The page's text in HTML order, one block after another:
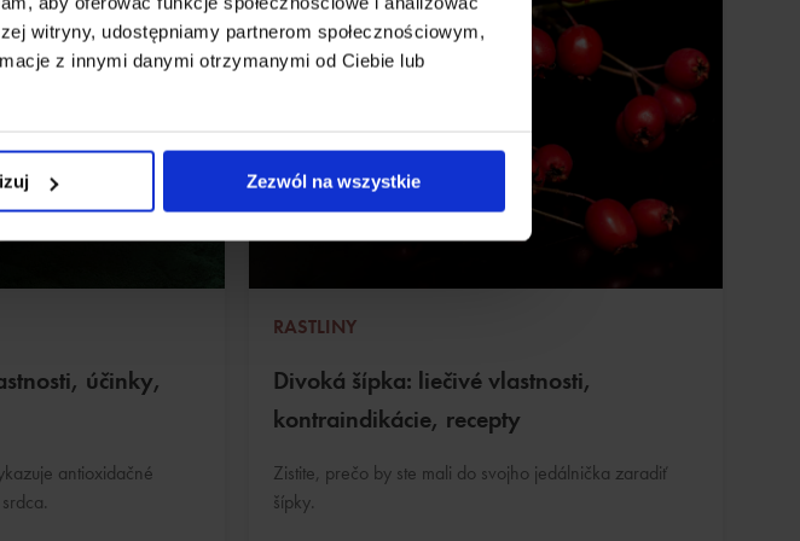
witryny, udostępniamy partnerom społecznościowym,
z innymi danymi otrzymanymi od Ciebie lub
Zezwól na wszystkie
účinky,
antioxidačné
RASTLINY
Divoká šípka: liečivé vlastnosti,
kontraindikácie, recepty
Zistite, prečo by ste mali do svojho jedálnička zaradiť
šípky.